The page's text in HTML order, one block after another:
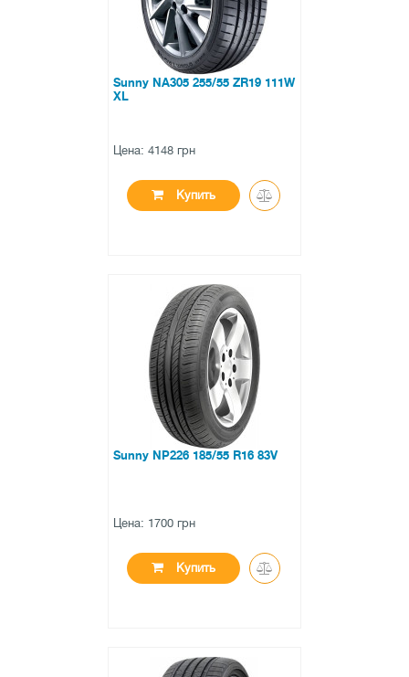
Sunny NA305 255/55 ZR19 111W
XL
Цена: 4148 грн
Купить
нет в наличии
0 отзывов
Sunny NP226 185/55 R16 83V
Цена: 1700 грн
Купить
нет в наличии